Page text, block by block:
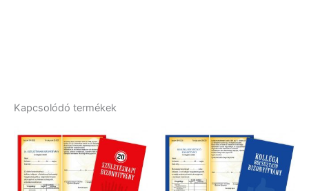
Kapcsolódó termékek